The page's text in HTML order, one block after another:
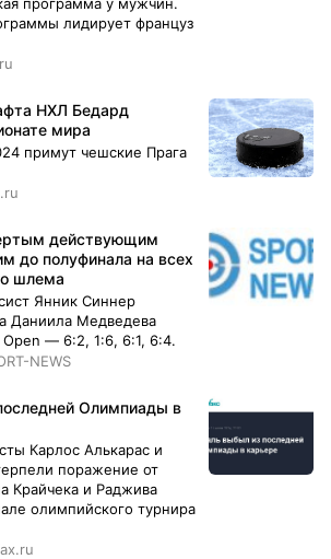
лидирует француз
НХЛ Бедард
мира
примут чешские Прага
действующим
до полуфинала на всех
шлема
Янник Синнер
Даниила Медведева
Open — 6:2, 1:6, 6:1, 6:4.
NEWS
Олимпиады в
Карлос Алькарас и
поражение от
Крайчека и Раджива
олимпийского турнира